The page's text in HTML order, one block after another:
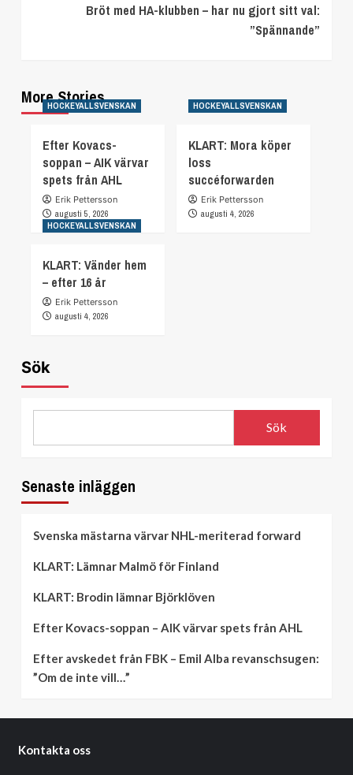
Bröt med HA-klubben – har nu gjort sitt val:
”Spännande”
More Stories
HOCKEYALLSVENSKAN
Efter Kovacs-
soppan – AIK värvar
spets från AHL
Erik Pettersson
augusti 5, 2026
HOCKEYALLSVENSKAN
KLART: Mora köper
loss
succéforwarden
Erik Pettersson
augusti 4, 2026
HOCKEYALLSVENSKAN
KLART: Vänder hem
– efter 16 år
Erik Pettersson
augusti 4, 2026
Sök
Sök
Senaste inläggen
Svenska mästarna värvar NHL-meriterad forward
KLART: Lämnar Malmö för Finland
KLART: Brodin lämnar Björklöven
Efter Kovacs-soppan – AIK värvar spets från AHL
Efter avskedet från FBK – Emil Alba revanschsugen:
”Om de inte vill…”
Kontakta oss